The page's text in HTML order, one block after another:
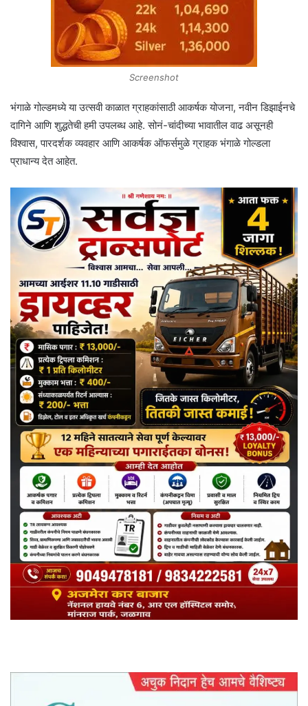
Screenshot
भंगाळे गोल्डमध्ये या उत्सवी काळात ग्राहकांसाठी आकर्षक योजना, नवीन डिझाईनचे
दागिने आणि शुद्धतेची हमी उपलब्ध आहे. सोनं-चांदीच्या भावातील वाढ असूनही
विश्वास, पारदर्शक व्यवहार आणि आकर्षक ऑफर्समुळे ग्राहक भंगाळे गोल्डला
प्राधान्य देत आहेत.